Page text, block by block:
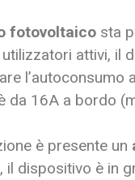
fotovoltaico sta
attivi, il
l’autoconsumo
da 16A a bordo
è presente un
, il dispositivo è in